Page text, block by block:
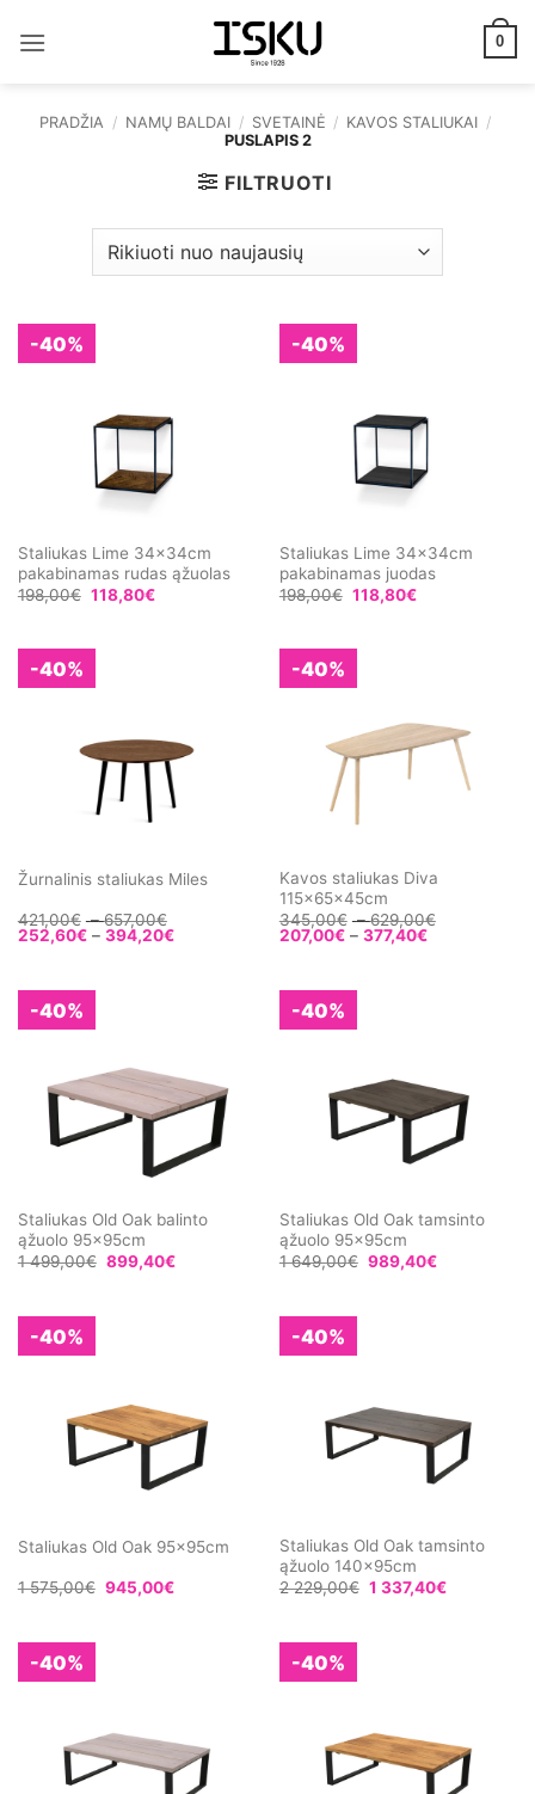
0
PRADŽIA / NAMŲ BALDAI / SVETAINĖ / KAVOS STALIUKAI /
PUSLAPIS 2
FILTRUOTI
-40%
Staliukas Lime 34x34cm
pakabinamas rudas ąžuolas
198,00€ 118,80€
-40%
Staliukas Lime 34x34cm
pakabinamas juodas
198,00€ 118,80€
-40%
Žurnalinis staliukas Miles
421,00€ – 657,00€
range:
252,60€ – 394,20€Price
-40%
Kavos staliukas Diva
115x65x45cm
345,00€ – 629,00€
207,00€ – 377,40€Price
-40%
Staliukas Old Oak balinto
ąžuolo 95x95cm
1 499,00€ 899,40€
-40%
Staliukas Old Oak tamsinto
ąžuolo 95x95cm
1 649,00€ 989,40€
-40%
Staliukas Old Oak 95x95cm
1 575,00€ 945,00€
-40%
Staliukas Old Oak tamsinto
ąžuolo 140x95cm
2 229,00€ 1 337,40€
-40% -40%